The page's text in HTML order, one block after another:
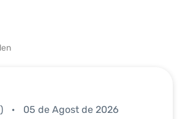
05 de Agost de 2026